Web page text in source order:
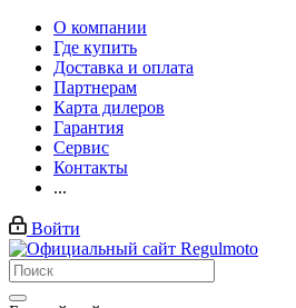
О компании
Где купить
Доставка и оплата
Партнерам
Карта дилеров
Гарантия
Сервис
Контакты
...
Войти